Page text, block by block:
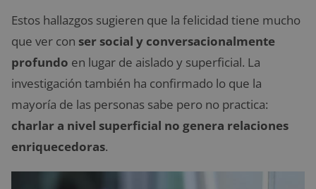
Estos hallazgos sugieren que la felicidad tiene mucho
que ver con ser social y conversacionalmente
profundo en lugar de aislado y superficial. La
investigación también ha confirmado lo que la
mayoría de las personas sabe pero no practica:
charlar a nivel superficial no genera relaciones
enriquecedoras.